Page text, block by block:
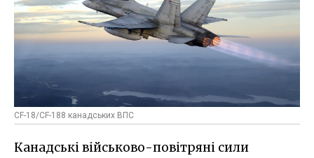
CF-18/CF-188 канадських ВПС
Канадські військово-повітряні сили